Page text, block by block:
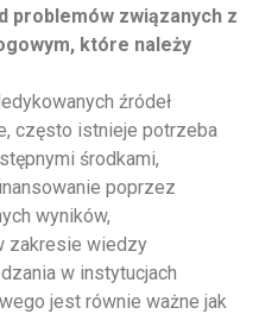
problemów związanych z
które należy
źródeł
często istnieje potrzeba
środkami,
poprzez
wyników,
zakresie wiedzy
w instytucjach
jest równie ważne jak